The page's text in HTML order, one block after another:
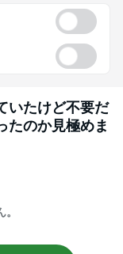
いたけど不要だ
たのか見極めま